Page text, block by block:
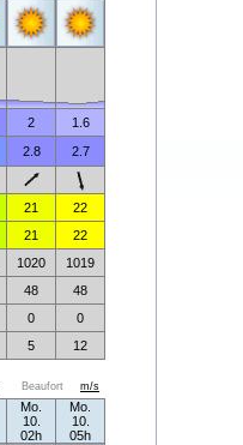
2
1.6
2.8
2.7
21
22
21
22
1020
1019
48
48
0
0
5 12
Beaufort m/s
Mo.
10.
02h
Mo.
10.
05h